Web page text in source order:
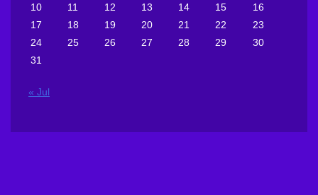
10
11 12 13 14 15
16
17
18 19 20 21 22
23
24
25 26 27 28 29
30
31
« Jul